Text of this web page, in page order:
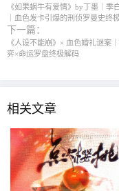
《如果蜗牛有爱情》by丁墨｜季
｜血色发卡引爆的刑侦罗曼史终
下一篇：
《人设不能崩》× 血色婚礼谜案
弈×命运罗盘终极解码
相关文章